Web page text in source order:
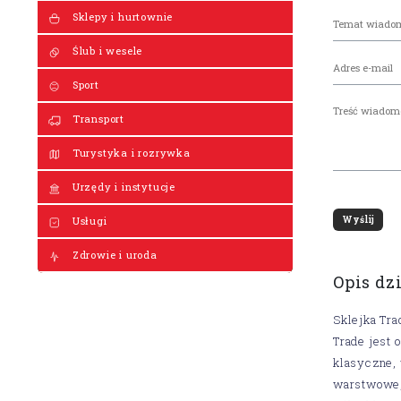
Sklepy i hurtownie
Ślub i wesele
Sport
Transport
Turystyka i rozrywka
Urzędy i instytucje
Usługi
Zdrowie i uroda
Opis
Sklejka
Trade jest
klasyczne,